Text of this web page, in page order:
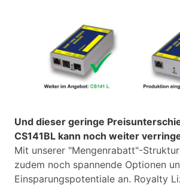
Und dieser geringe
CS141BL kann noch weiter
Mit unserer "Mengenrabatt"-
zudem noch spannende Optionen
Einsparungspotentiale an. Royalty